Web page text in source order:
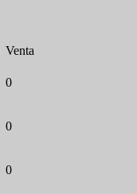
Venta
0
0
0